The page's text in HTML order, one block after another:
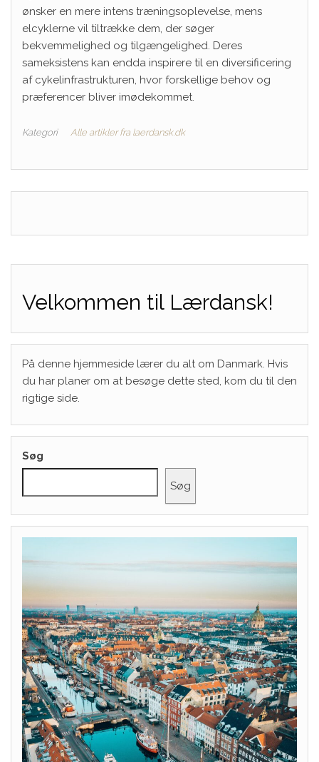
ønsker en mere intens træningsoplevelse, mens
elcyklerne vil tiltrække dem, der søger
bekvemmelighed og tilgængelighed. Deres
sameksistens kan endda inspirere til en diversificering
af cykelinfrastrukturen, hvor forskellige behov og
præferencer bliver imødekommet.
Kategori Alle artikler fra laerdansk.dk
Velkommen til Lærdansk!
På denne hjemmeside lærer du alt om Danmark. Hvis
du har planer om at besøge dette sted, kom du til den
rigtige side.
Søg
Søg